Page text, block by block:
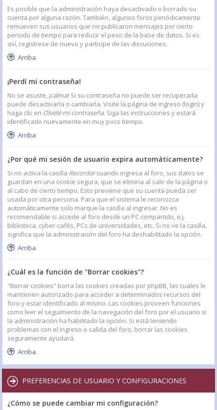
Es posible que la administración haya desactivado o borrado su
cuenta por alguna razón. También, algunos foros periódicamente
remueven sus usuarios que no publicaron mensajes por cierto
periodo de tiempo para reducir el peso de la base de datos. Si es
así, registrese de nuevo y participe de las discuciones.
Arriba
¡Perdí mi contraseña!
No se asuste, ¡calma! Si su contraseña no puede ser recuperada
puede desactivarla o cambiarla. Visite la página de ingreso (login) y
haga clic en Olvidé mi contraseña. Siga las instrucciones y estará
identificado nuevamente en muy poco tiempo.
Arriba
¿Por qué mi sesión de usuario expira automáticamente?
Si no activa la casilla Recordarcuando ingresa al foro, sus datos se
guardan en una cookie segura, que se elimina al salir de la página o
al cabo de cierto tiempo. Esto previene que su cuenta pueda ser
usada por otra persona. Para que el sistema le reconozca
automáticamente solo marque la casilla al ingresar. No es
recomendable si accede al foro desde un PC compartido, e.j.
biblioteca, cyber-cafés, PCs de universidades, etc. Si no ve la casilla,
significa que la administración del foro ha deshabilitado la opción.
Arriba
¿Cuál es la función de "Borrar cookies"?
"Borrar cookies" borra las cookies creadas por phpBB, las cuales le
mantienen autorizado para acceder a determinados recursos del
foro y estar identificado al mismo. Las cookies proveen funciones
como leer el seguimiento de la navegación del foro por el usuario si
la administración ha habilitado la opción. Si está teniendo
problemas con el ingreso o salida del foro, borrar las cookies
seguramente ayudará.
Arriba
PREFERENCIAS DE USUARIO Y CONFIGURACIONES
¿Cómo se puede cambiar mi configuración?